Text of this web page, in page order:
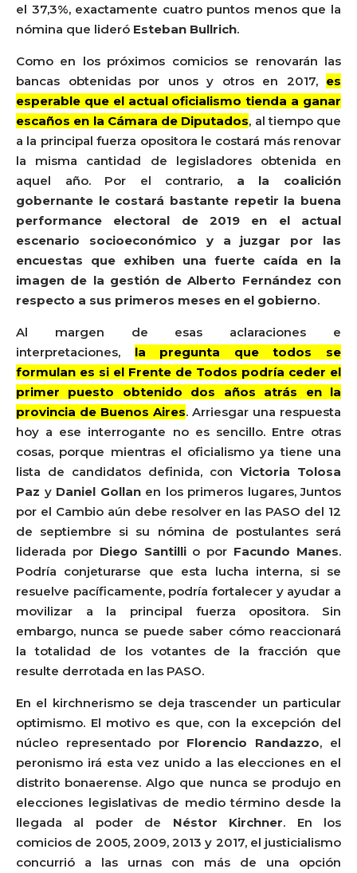
el 37,3%, exactamente cuatro puntos menos que la
nómina que lideró Esteban Bullrich.
Como en los próximos comicios se renovarán las
bancas obtenidas por unos y otros en 2017, es
esperable que el actual oficialismo tienda a ganar
escaños en la Cámara de Diputados, al tiempo que
a la principal fuerza opositora le costará más renovar
la misma cantidad de legisladores obtenida en
aquel año. Por el contrario, a la coalición
gobernante le costará bastante repetir la buena
performance electoral de 2019 en el actual
escenario socioeconómico y a juzgar por las
encuestas que exhiben una fuerte caída en la
imagen de la gestión de Alberto Fernández con
respecto a sus primeros meses en el gobierno.
Al margen de esas aclaraciones e
interpretaciones, la pregunta que todos se
formulan es si el Frente de Todos podría ceder el
primer puesto obtenido dos años atrás en la
provincia de Buenos Aires. Arriesgar una respuesta
hoy a ese interrogante no es sencillo. Entre otras
cosas, porque mientras el oficialismo ya tiene una
lista de candidatos definida, con Victoria Tolosa
Paz y Daniel Gollanen los primeros lugares, Juntos
por el Cambio aún debe resolver en las PASO del 12
de septiembre si su nómina de postulantes será
liderada por Diego Santillio por Facundo Manes.
Podría conjeturarse que esta lucha interna, si se
resuelve pacíficamente, podría fortalecer y ayudar a
movilizar a la principal fuerza opositora. Sin
embargo, nunca se puede saber cómo reaccionará
la totalidad de los votantes de la fracción que
resulte derrotada en las PASO.
En el kirchnerismo se deja trascender un particular
optimismo. El motivo es que, con la excepción del
núcleo representado por Florencio Randazzo, el
peronismo irá esta vez unido a las elecciones en el
distrito bonaerense. Algo que nunca se produjo en
elecciones legislativas de medio término desde la
llegada al poder de Néstor Kirchner. En los
comicios de 2005, 2009, 2013 y 2017, el justicialismo
concurrió a las urnas con más de una opción